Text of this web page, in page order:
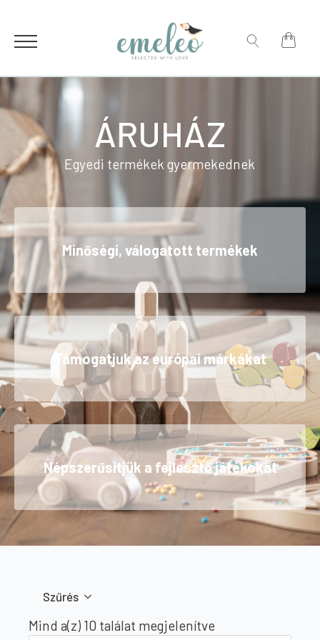
ÁRUHÁZ
Egyedi termékek gyermekednek
Minőségi, válogatott termékek
Támogatjuk az európai márkákat
Népszerűsítjük a fejlesztő játékokat
Szűrés
Mind a(z) 10 találat megjelenítve